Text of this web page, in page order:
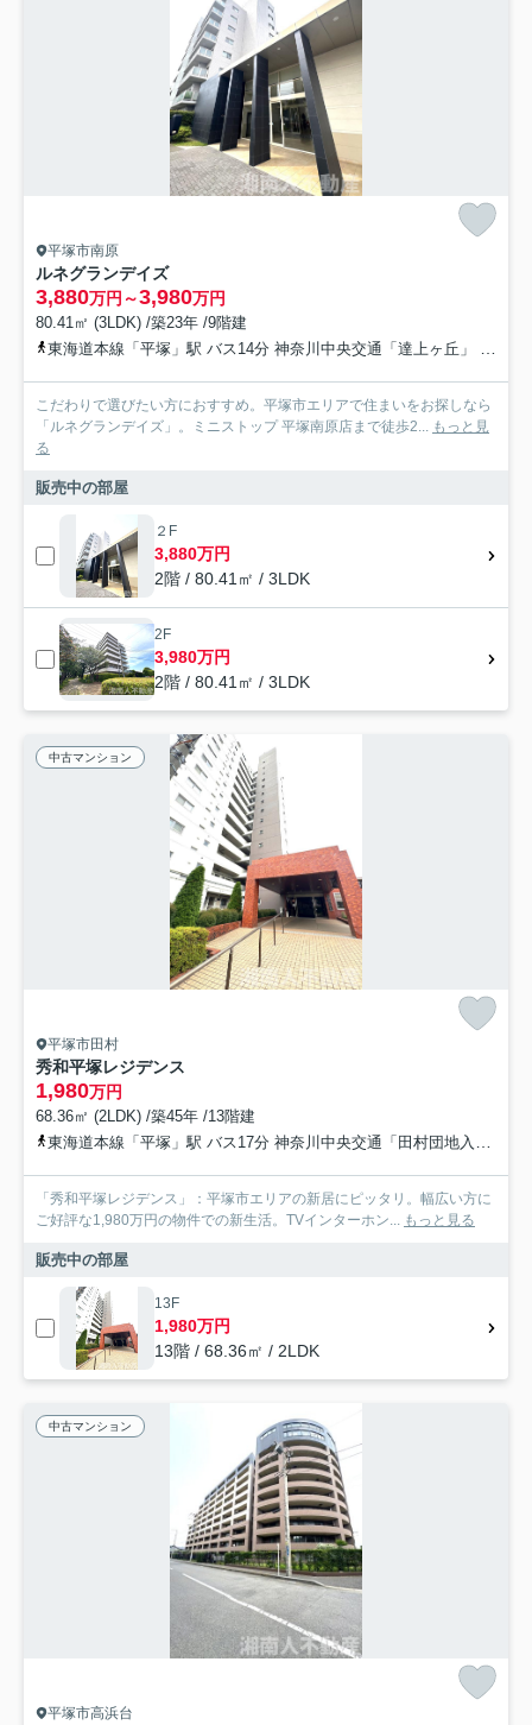
平塚市南原
ルネグランデイズ
3,880万円～3,980万円
80.41㎡ (3LDK) /築23年 /9階建
東海道本線「平塚」駅 バス14分 神奈川中央交通「達上ヶ丘」 停歩1分
こだわりで選びたい方におすすめ。平塚市エリアで住まいをお探しなら
「ルネグランデイズ」。ミニストップ 平塚南原店まで徒歩2... もっと見
る
販売中の部屋
２F
3,880万円
2階 / 80.41㎡ / 3LDK
2F
3,980万円
2階 / 80.41㎡ / 3LDK
中古マンション
平塚市田村
秀和平塚レジデンス
1,980万円
68.36㎡ (2LDK) /築45年 /13階建
東海道本線「平塚」駅 バス17分 神奈川中央交通「田村団地入口」 停歩2分
「秀和平塚レジデンス」：平塚市エリアの新居にピッタリ。幅広い方に
ご好評な1,980万円の物件での新生活。TVインターホン... もっと見る
販売中の部屋
13F
1,980万円
13階 / 68.36㎡ / 2LDK
中古マンション
平塚市高浜台